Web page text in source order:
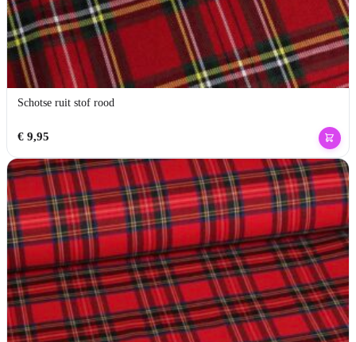
Schotse ruit stof rood
€9,95